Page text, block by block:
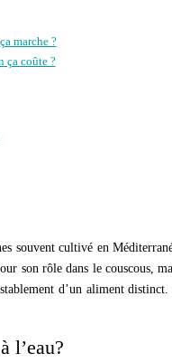
marche ?
ça coûte ?
souvent cultivé en
son rôle dans le couscous,
d’un aliment
l’eau?